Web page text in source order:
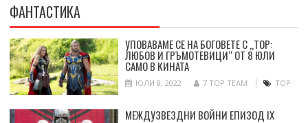
ФАНТАСТИКА
УПОВАВАМЕ СЕ НА БОГОВЕТЕ С „ТОР:
ЛЮБОВ И ГРЪМОТЕВИЦИ“ ОТ 8 ЮЛИ
САМО В КИНАТА
ЮЛИ 8, 2022 7 TOP TEAM ТОР
МЕЖДУЗВЕЗДНИ ВОЙНИ ЕПИЗОД IX